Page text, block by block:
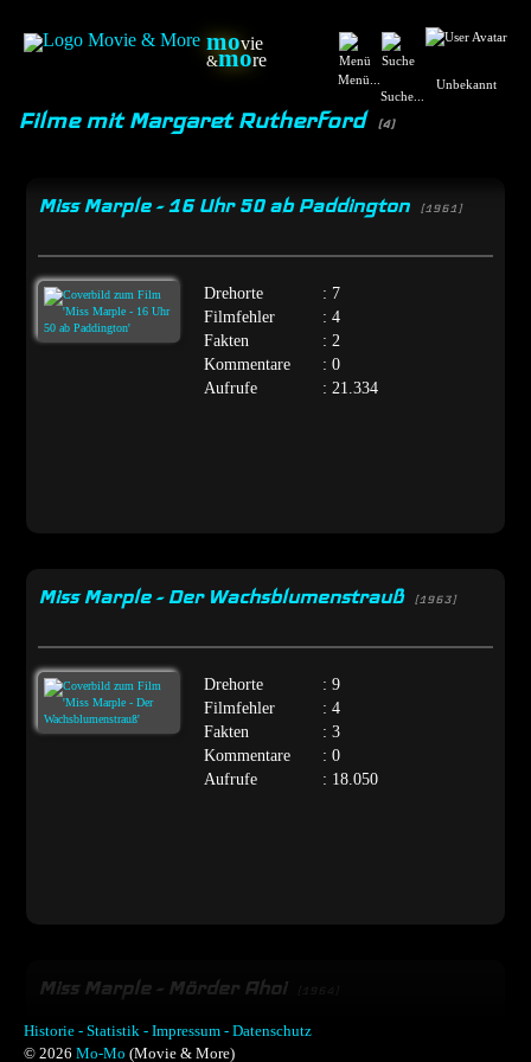
movie
&more
Menü...
Suche...
Unbekannt
Filme mit Margaret Rutherford (4)
Miss Marple - 16 Uhr 50 ab Paddington [1961]
Drehorte
: 7
Filmfehler
: 4
Fakten
: 2
Kommentare
: 0
Aufrufe
: 21.334
Miss Marple - Der Wachsblumenstrauß [1963]
Drehorte
: 9
Filmfehler
: 4
Fakten
: 3
Kommentare
: 0
Aufrufe
: 18.050
Miss Marple - Mörder Ahoi
Historie - Statistik - Impressum - Datenschutz
© 2026 Mo-Mo (Movie & More)